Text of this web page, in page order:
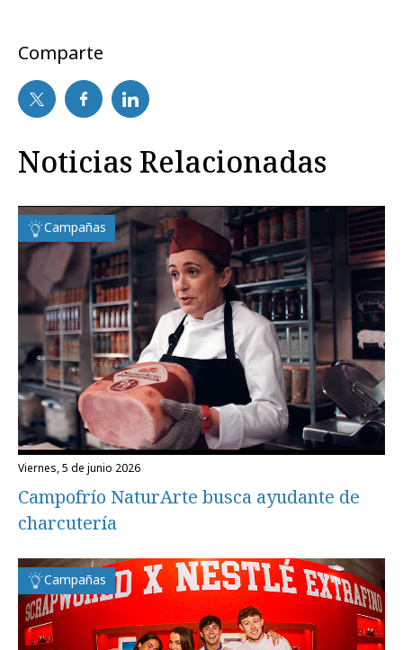
Comparte
Noticias Relacionadas
Campañas
viernes, 5 de junio 2026
Campofrío NaturArte busca ayudante de
charcutería
Campañas